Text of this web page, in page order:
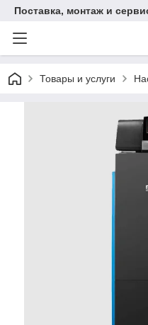
Поставка, монтаж и
Товары и услуги